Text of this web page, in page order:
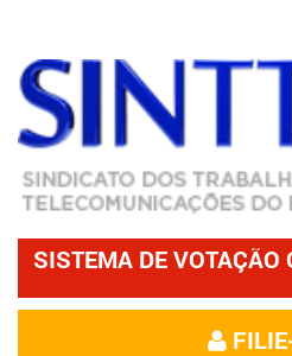
SISTEMA DE VOTAÇÃO